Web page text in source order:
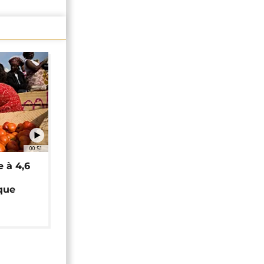
00:51
à 4,6